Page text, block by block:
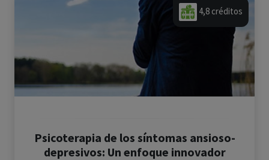
4,8 créditos
Psicoterapia de los síntomas ansioso-
depresivos: Un enfoque innovador